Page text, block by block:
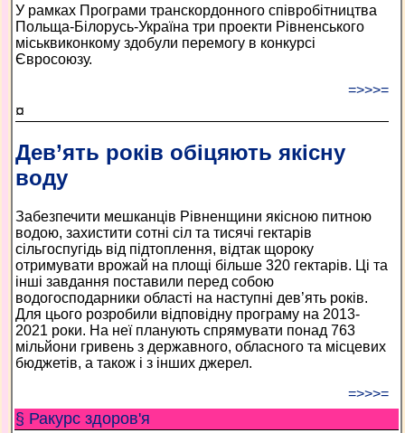
У рамках Програми транскордонного співробітництва
Польща-Білорусь-Україна три проекти Рівненського
міськвиконкому здобули перемогу в конкурсі
Євросоюзу.
=>>>=
¤
Дев’ять років обіцяють якісну
воду
Забезпечити мешканців Рівненщини якісною питною
водою, захистити сотні сіл та тисячі гектарів
сільгоспугідь від підтоплення, відтак щороку
отримувати врожай на площі більше 320 гектарів. Ці та
інші завдання поставили перед собою
водогосподарники області на наступні дев’ять років.
Для цього розробили відповідну програму на 2013-
2021 роки. На неї планують спрямувати понад 763
мільйони гривень з державного, обласного та місцевих
бюджетів, а також і з інших джерел.
=>>>=
§ Ракурс здоров'я